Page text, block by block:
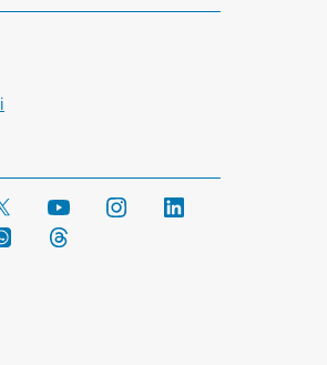
YouTube Instagram
WhatsApp